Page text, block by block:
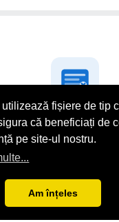
fișiere de tip
că beneficiați de
pe site-ul nostru.
Am înțeles
nu a postat